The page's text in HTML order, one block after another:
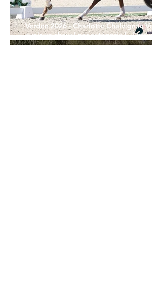
Verden 2026 - Charlotte Chalvignac Vesin :
avoir un cheval par catégorie [...] est une
belle fierté